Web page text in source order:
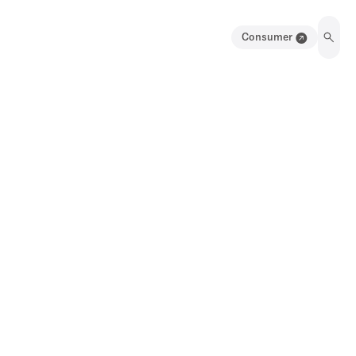
Consumer